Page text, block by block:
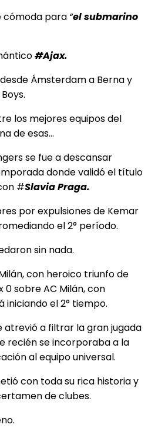
cómoda para “el submarino
#Ajax.
Ámsterdam a Berna y
los mejores equipos del
de esas…
se fue a descansar
donde validó el título
#Slavia Praga.
por expulsiones de Kemar
el 2° período.
sin nada.
con heroico triunfo de
0 sobre AC Milán, con
iniciando el 2° tiempo.
atrevió a filtrar la gran jugada
recién se incorporaba a la
al equipo universal.
con toda su rica historia y
de clubes.